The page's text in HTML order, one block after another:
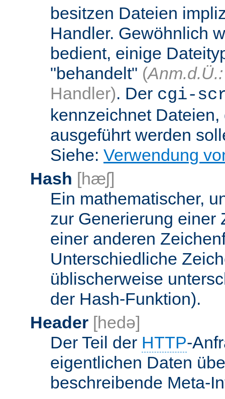
besitzen Dateien
Handler. Gewöhnlich
bedient, einige
"behandelt" (Anm.d.Ü.:
Handler). Der cgi-
kennzeichnet
ausgeführt werden
Siehe: Verwendung
Hash [hæʃ]
Ein mathematischer,
zur Generierung einer
einer anderen
Unterschiedliche
üblischerweise
der Hash-Funktion).
Header [hedə]
Der Teil der HTTP-
eigentlichen Daten
beschreibende Meta-